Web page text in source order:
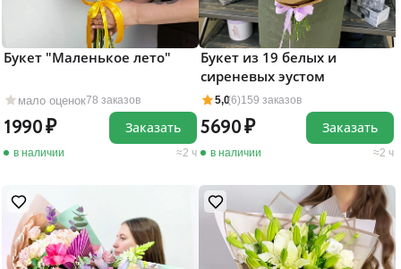
мало оценок78 заказов
Букет "Маленькое лето"
1990
в наличии 2 ч
Заказать
5,0(6)159 заказов
Букет из 19 белых и
сиреневых эустом
5690
в наличии 2 ч
Заказать